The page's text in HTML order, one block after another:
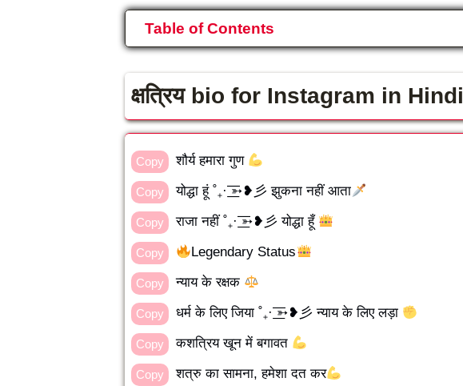
Table of Contents
क्षत्रिय bio for Instagram in Hindi
Copy शौर्य हमारा गुण
Copy योद्धा हूं ˚₊· ͟͟͞͞➳❥彡 झुकना नहीं आता
Copy राजा नहीं ˚₊· ͟͟͞͞➳❥彡 योद्धा हूँ
Copy Legendary Status
Copy न्याय के रक्षक
Copy धर्म के लिए जिया ˚₊· ͟͟͞͞➳❥彡 न्याय के लिए लड़ा
Copy कशत्रिय खून में बगावत
Copy शत्रु का सामना, हमेशा दत कर